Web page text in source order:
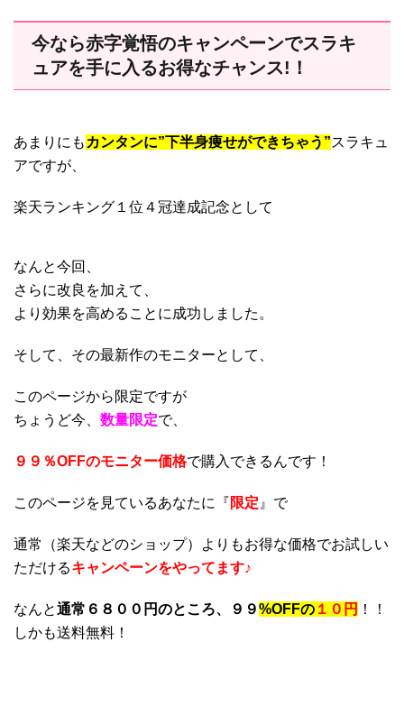
今なら赤字覚悟のキャンペーンでスラキ
ュアを手に入るお得なチャンス!！
あまりにも カンタンに”下半身痩せができちゃう”スラキュ
アですが、
楽天ランキング１位４冠達成記念として
なんと今回、
さらに改良を加えて、
より効果を高めることに成功しました。
そして、その最新作のモニターとして、
このページから限定ですが
ちょうど今、 数量限定で、
９９％OFFのモニター価格で購入できるんです！
このページを見ているあなたに『限定 』で
通常（楽天などのショップ）よりもお得な価格でお試しい
ただけるキャンペーンをやってます♪
なんと通常６８００円のところ、９９%OFFの １０円 ！！
しかも送料無料！